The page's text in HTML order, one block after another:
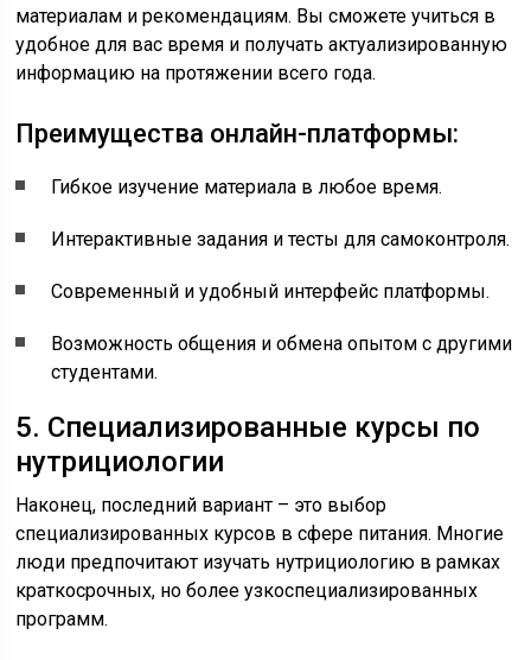
материалам и рекомендациям. Вы сможете учиться в
удобное для вас время и получать актуализированную
информацию на протяжении всего года.
Преимущества онлайн-платформы:
Гибкое изучение материала в любое время.
Интерактивные задания и тесты для самоконтроля.
Современный и удобный интерфейс платформы.
Возможность общения и обмена опытом с другими
студентами.
5. Специализированные курсы по
нутрициологии
Наконец, последний вариант – это выбор
специализированных курсов в сфере питания. Многие
люди предпочитают изучать нутрициологию в рамках
краткосрочных, но более узкоспециализированных
программ.